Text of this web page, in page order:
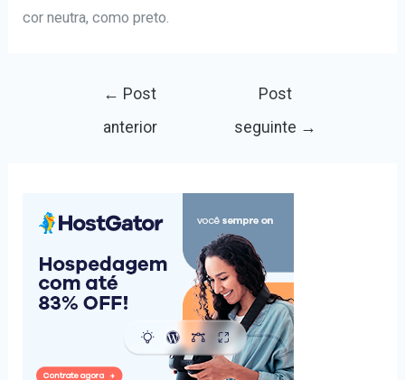
cor neutra, como preto.
Navegação
← Post
anterior
Post
seguinte →